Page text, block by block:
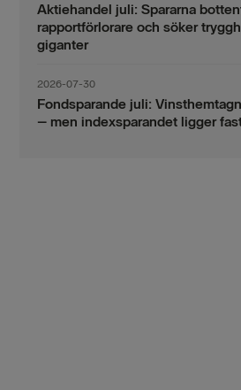
Aktiehandel juli: Spararna
rapportförlorare och söker
giganter
2026-07-30
Fondsparande juli:
– men indexsparandet ligger